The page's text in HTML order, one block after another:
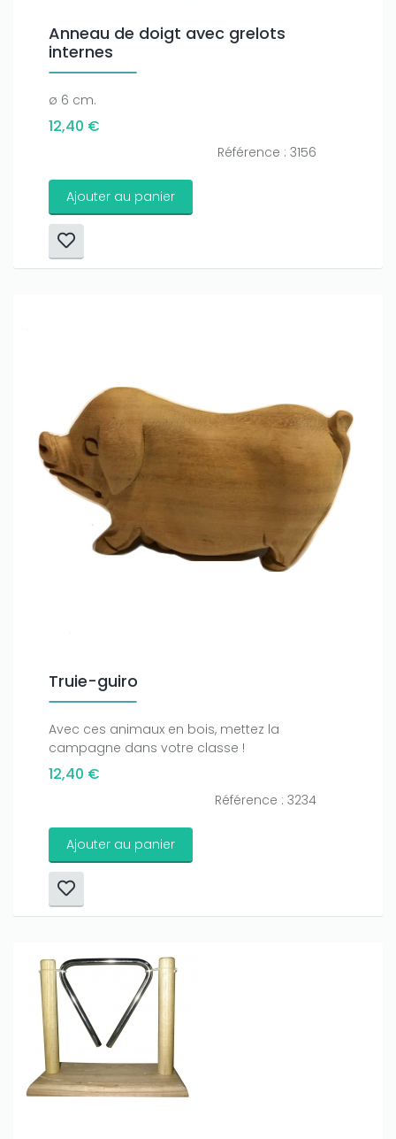
Anneau de doigt avec grelots
internes
ø 6 cm.
12,40 €
Référence : 3156
Ajouter au panier
Truie-guiro
Avec ces animaux en bois, mettez la
campagne dans votre classe !
12,40 €
Référence : 3234
Ajouter au panier